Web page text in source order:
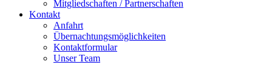
Mitgliedschaften / Partnerschaften
Kontakt
Anfahrt
Übernachtungsmöglichkeiten
Kontaktformular
Unser Team